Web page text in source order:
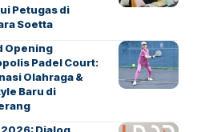
Petugas di
Soetta
Opening
Padel Court:
Olahraga &
Baru di
2026: Dialog